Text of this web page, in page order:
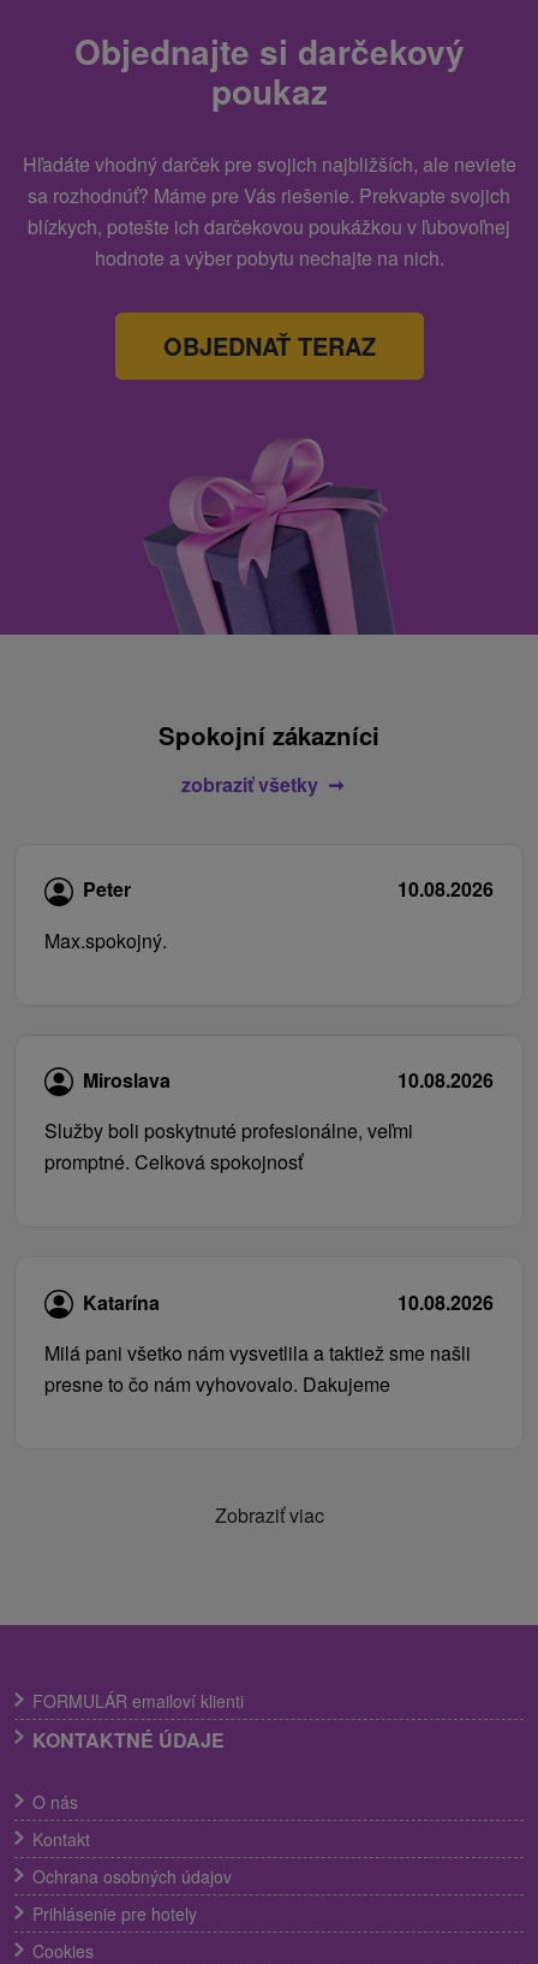
Objednajte si darčekový
poukaz
Hľadáte vhodný darček pre svojich najbližších, ale neviete
sa rozhodnúť? Máme pre Vás riešenie. Prekvapte svojich
blízkych, potešte ich darčekovou poukážkou v ľubovoľnej
hodnote a výber pobytu nechajte na nich.
OBJEDNAŤ TERAZ
Spokojní zákazníci
zobraziť všetky
Peter
10.08.2026
Max.spokojný.
Miroslava
10.08.2026
Služby boli poskytnuté profesionálne, veľmi
promptné. Celková spokojnosť
Katarína
10.08.2026
Milá pani všetko nám vysvetlila a taktiež sme našli
presne to čo nám vyhovovalo. Dakujeme
Zobraziť viac
FORMULÁR emailoví klienti
KONTAKTNÉ ÚDAJE
O nás
Kontakt
Ochrana osobných údajov
Prihlásenie pre hotely
Cookies